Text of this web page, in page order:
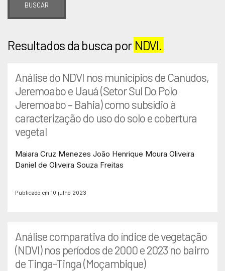
BUSCAR
Resultados da busca por NDVI.
Análise do NDVI nos municípios de Canudos,
Jeremoabo e Uauá (Setor Sul Do Polo
Jeremoabo – Bahia) como subsídio à
caracterização do uso do solo e cobertura
vegetal
Maiara Cruz Menezes João Henrique Moura Oliveira
Daniel de Oliveira Souza Freitas
Publicado em 10 julho 2023
Análise comparativa do índice de vegetação
(NDVI) nos períodos de 2000 e 2023 no bairro
de Tinga-Tinga (Moçambique)